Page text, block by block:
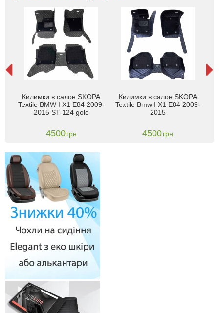
Килимки в салон SKOPA
Textile BMW I X1 E84 2009-
2015 ST-124 gold
4500 грн
Килимки в салон SKOPA
Textile Bmw I X1 E84 2009-
2015
4500грн